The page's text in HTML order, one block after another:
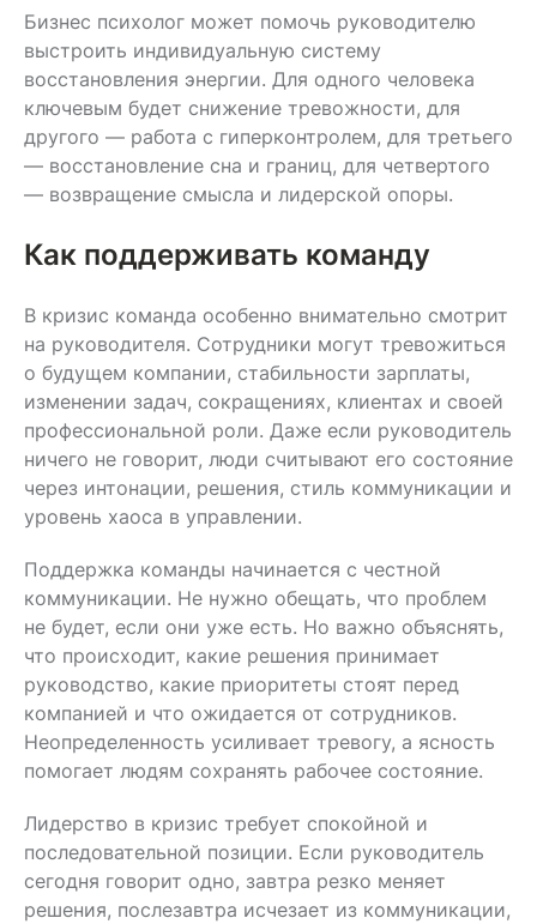
Бизнес психолог может помочь руководителю
выстроить индивидуальную систему
восстановления энергии. Для одного человека
ключевым будет снижение тревожности, для
другого — работа с гиперконтролем, для третьего
— восстановление сна и границ, для четвертого
— возвращение смысла и лидерской опоры.
Как поддерживать команду
В кризис команда особенно внимательно смотрит
на руководителя. Сотрудники могут тревожиться
о будущем компании, стабильности зарплаты,
изменении задач, сокращениях, клиентах и своей
профессиональной роли. Даже если руководитель
ничего не говорит, люди считывают его состояние
через интонации, решения, стиль коммуникации и
уровень хаоса в управлении.
Поддержка команды начинается с честной
коммуникации. Не нужно обещать, что проблем
не будет, если они уже есть. Но важно объяснять,
что происходит, какие решения принимает
руководство, какие приоритеты стоят перед
компанией и что ожидается от сотрудников.
Неопределенность усиливает тревогу, а ясность
помогает людям сохранять рабочее состояние.
Лидерство в кризис требует спокойной и
последовательной позиции. Если руководитель
сегодня говорит одно, завтра резко меняет
решения, послезавтра исчезает из коммуникации,